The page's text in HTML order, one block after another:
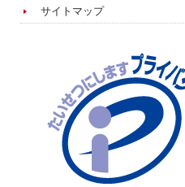
サイトマップ